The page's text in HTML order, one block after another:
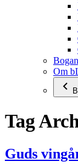
Om
Tag
Guds